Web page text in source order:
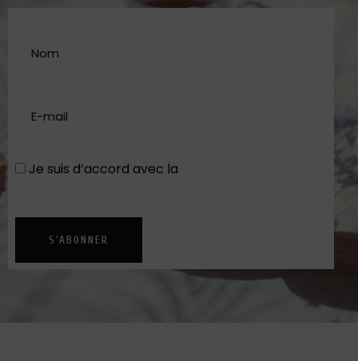
Je suis d’accord avec la
S'ABONNER